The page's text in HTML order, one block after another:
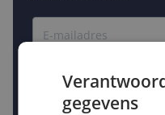
-10% -15%
gegevens